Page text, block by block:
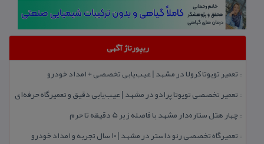
ریپورتاژ آگهی
:: تعمیر تویوتا كرولا در مشهد | عیب‌یابی تخصصی + امداد خودرو
:: تعمیر تخصصی تویوتا پرادو در مشهد | عیب‌یابی دقیق و تعمیرگاه حرفه‌ای
::چهار هتل‌ ستاره‌دار مشهد با فاصله زیر 5 دقیقه تا حرم
:: تعمیرگاه تخصصی رنو داستر در مشهد | ۱۰ سال تجربه و امداد خودرو